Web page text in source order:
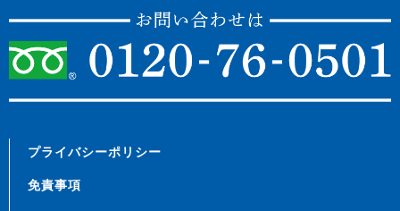
プライバシーポリシー
免責事項